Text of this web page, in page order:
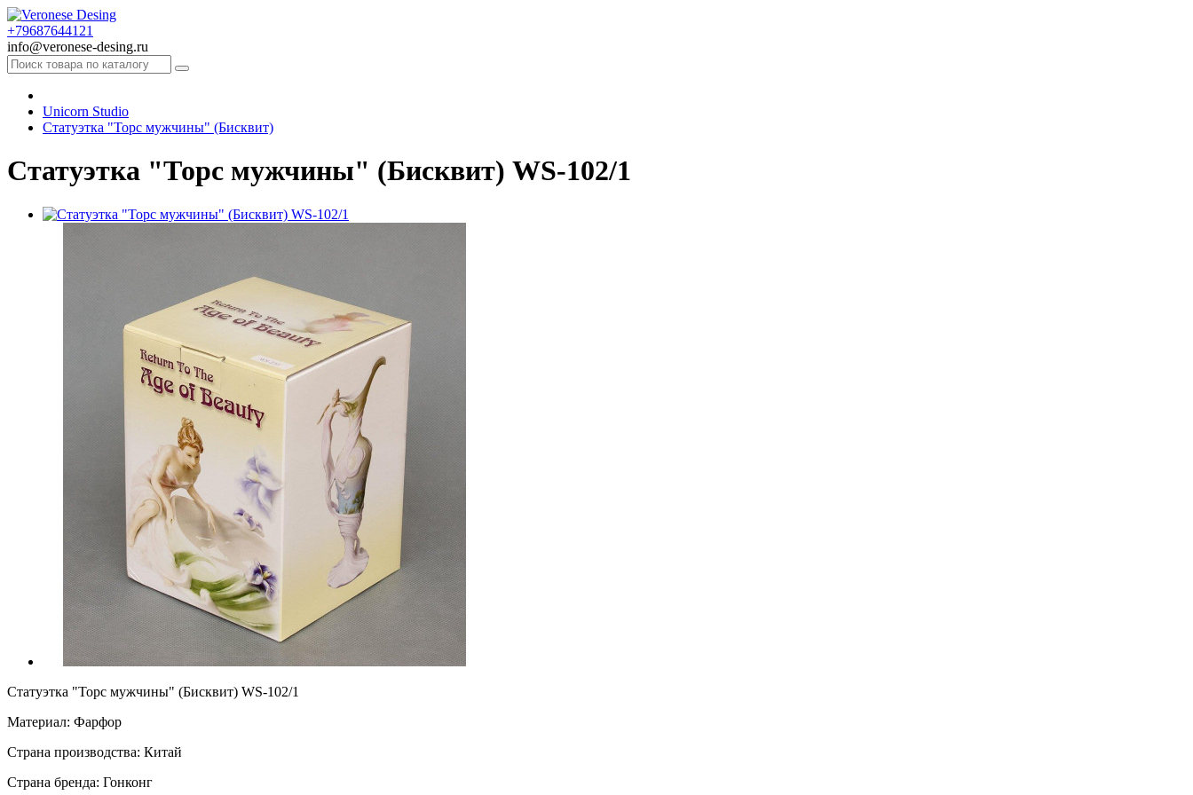
+79687644121
info@veronese-desing.ru
Unicorn Studio
Статуэтка "Торс мужчины" (Бисквит)
Статуэтка "Торс мужчины" (Бисквит) WS-102/1
Статуэтка "Торс мужчины" (Бисквит) WS-102/1
Материал: Фарфор
Страна производства: Китай
Страна бренда: Гонконг